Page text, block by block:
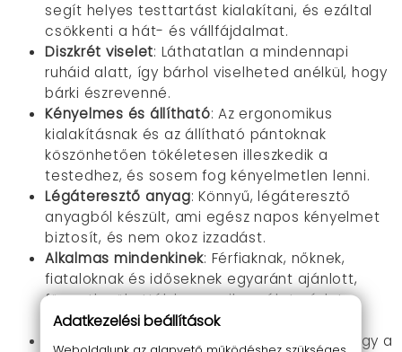
segít helyes testtartást kialakítani, és ezáltal
csökkenti a hát- és vállfájdalmat.
Diszkrét viselet: Láthatatlan a mindennapi
ruháid alatt, így bárhol viselheted anélkül, hogy
bárki észrevenné.
Kényelmes és állítható: Az ergonomikus
kialakításnak és az állítható pántoknak
köszönhetően tökéletesen illeszkedik a
testedhez, és sosem fog kényelmetlen lenni.
Légáteresztő anyag: Könnyű, légáteresztő
anyagból készült, ami egész napos kényelmet
biztosít, és nem okoz izzadást.
Alkalmas mindenkinek: Férfiaknak, nőknek,
fiataloknak és időseknek egyaránt ajánlott,
függetlenül attól, hogy milyen életmódot
folytatsz.
: a pánt úgy lett kialakítva, hogy a
Adatkezelési beállítások